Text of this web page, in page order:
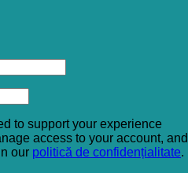
to support your experience
access to your account, and
our politică de confidențialitate.